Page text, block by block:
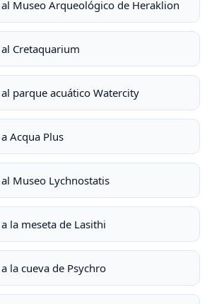
Museo Arqueológico de Heraklion
Cretaquarium
parque acuático Watercity
Acqua Plus
Museo Lychnostatis
la meseta de Lasithi
la cueva de Psychro